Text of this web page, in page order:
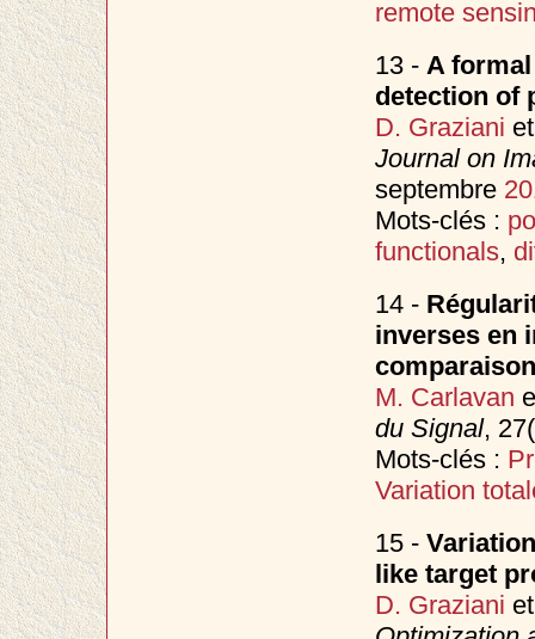
remote
13 - A
detection of
D. Graziani
Journal on
septembre
Mots-clés :
functionals,
14 -
inverses en
M. Carlavan
du Signal,
Mots-clés :
Variation
15 -
like target
D. Graziani